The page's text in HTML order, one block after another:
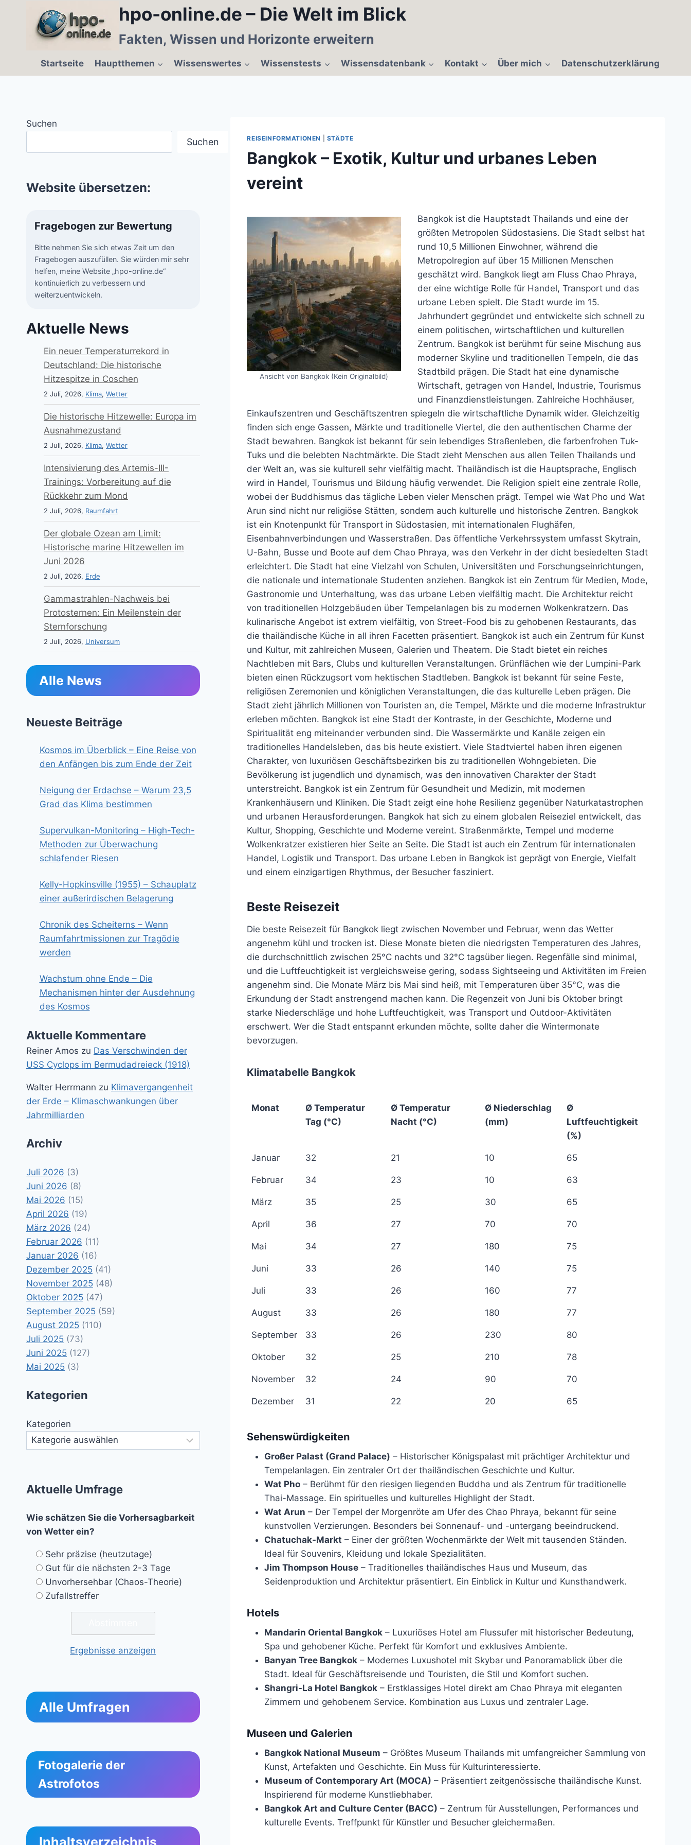
hpo-online.de – Die Welt im Blick
Fakten, Wissen und Horizonte erweitern
Startseite Hauptthemen Wissenswertes Wissenstests Wissensdatenbank Kontakt Über mich Datenschutzerklärung
REISEINFORMATIONEN STÄDTE
Bangkok – Exotik, Kultur und urbanes Leben
vereint
Ansicht von Bangkok (Kein Originalbild)
Bangkok ist die Hauptstadt Thailands und eine der
größten Metropolen Südostasiens. Die Stadt selbst hat
rund 10,5 Millionen Einwohner, während die
Metropolregion auf über 15 Millionen Menschen
geschätzt wird. Bangkok liegt am Fluss Chao Phraya,
der eine wichtige Rolle für Handel, Transport und das
urbane Leben spielt. Die Stadt wurde im 15.
Jahrhundert gegründet und entwickelte sich schnell zu
einem politischen, wirtschaftlichen und kulturellen
Zentrum. Bangkok ist berühmt für seine Mischung aus
moderner Skyline und traditionellen Tempeln, die das
Stadtbild prägen. Die Stadt hat eine dynamische
Wirtschaft, getragen von Handel, Industrie, Tourismus
und Finanzdienstleistungen. Zahlreiche Hochhäuser,
Einkaufszentren und Geschäftszentren spiegeln die wirtschaftliche Dynamik wider. Gleichzeitig
finden sich enge Gassen, Märkte und traditionelle Viertel, die den authentischen Charme der
Stadt bewahren. Bangkok ist bekannt für sein lebendiges Straßenleben, die farbenfrohen Tuk-
Tuks und die belebten Nachtmärkte. Die Stadt zieht Menschen aus allen Teilen Thailands und
der Welt an, was sie kulturell sehr vielfältig macht. Thailändisch ist die Hauptsprache, Englisch
wird in Handel, Tourismus und Bildung häufig verwendet. Die Religion spielt eine zentrale Rolle,
wobei der Buddhismus das tägliche Leben vieler Menschen prägt. Tempel wie Wat Pho und Wat
Arun sind nicht nur religiöse Stätten, sondern auch kulturelle und historische Zentren. Bangkok
ist ein Knotenpunkt für Transport in Südostasien, mit internationalen Flughäfen,
Eisenbahnverbindungen und Wasserstraßen. Das öffentliche Verkehrssystem umfasst Skytrain,
U-Bahn, Busse und Boote auf dem Chao Phraya, was den Verkehr in der dicht besiedelten Stadt
erleichtert. Die Stadt hat eine Vielzahl von Schulen, Universitäten und Forschungseinrichtungen,
die nationale und internationale Studenten anziehen. Bangkok ist ein Zentrum für Medien, Mode,
Gastronomie und Unterhaltung, was das urbane Leben vielfältig macht. Die Architektur reicht
von traditionellen Holzgebäuden über Tempelanlagen bis zu modernen Wolkenkratzern. Das
kulinarische Angebot ist extrem vielfältig, von Street-Food bis zu gehobenen Restaurants, das
die thailändische Küche in all ihren Facetten präsentiert. Bangkok ist auch ein Zentrum für Kunst
und Kultur, mit zahlreichen Museen, Galerien und Theatern. Die Stadt bietet ein reiches
Nachtleben mit Bars, Clubs und kulturellen Veranstaltungen. Grünflächen wie der Lumpini-Park
bieten einen Rückzugsort vom hektischen Stadtleben. Bangkok ist bekannt für seine Feste,
religiösen Zeremonien und königlichen Veranstaltungen, die das kulturelle Leben prägen. Die
Stadt zieht jährlich Millionen von Touristen an, die Tempel, Märkte und die moderne Infrastruktur
erleben möchten. Bangkok ist eine Stadt der Kontraste, in der Geschichte, Moderne und
Spiritualität eng miteinander verbunden sind. Die Wassermärkte und Kanäle zeigen ein
traditionelles Handelsleben, das bis heute existiert. Viele Stadtviertel haben ihren eigenen
Charakter, von luxuriösen Geschäftsbezirken bis zu traditionellen Wohngebieten. Die
Bevölkerung ist jugendlich und dynamisch, was den innovativen Charakter der Stadt
unterstreicht. Bangkok ist ein Zentrum für Gesundheit und Medizin, mit modernen
Krankenhäusern und Kliniken. Die Stadt zeigt eine hohe Resilienz gegenüber Naturkatastrophen
und urbanen Herausforderungen. Bangkok hat sich zu einem globalen Reiseziel entwickelt, das
Kultur, Shopping, Geschichte und Moderne vereint. Straßenmärkte, Tempel und moderne
Wolkenkratzer existieren hier Seite an Seite. Die Stadt ist auch ein Zentrum für internationalen
Handel, Logistik und Transport. Das urbane Leben in Bangkok ist geprägt von Energie, Vielfalt
und einem einzigartigen Rhythmus, der Besucher fasziniert.
Beste Reisezeit
Die beste Reisezeit für Bangkok liegt zwischen November und Februar, wenn das Wetter
angenehm kühl und trocken ist. Diese Monate bieten die niedrigsten Temperaturen des Jahres,
die durchschnittlich zwischen 25°C nachts und 32°C tagsüber liegen. Regenfälle sind minimal,
und die Luftfeuchtigkeit ist vergleichsweise gering, sodass Sightseeing und Aktivitäten im Freien
angenehm sind. Die Monate März bis Mai sind heiß, mit Temperaturen über 35°C, was die
Erkundung der Stadt anstrengend machen kann. Die Regenzeit von Juni bis Oktober bringt
starke Niederschläge und hohe Luftfeuchtigkeit, was Transport und Outdoor-Aktivitäten
erschwert. Wer die Stadt entspannt erkunden möchte, sollte daher die Wintermonate
bevorzugen.
Klimatabelle Bangkok
Monat
Ø Temperatur
Tag (°C)
Ø Temperatur
Nacht (°C)
Ø Niederschlag
(mm)
Ø
Luftfeuchtigkeit
(%)
Januar 32 21 10 65
Februar 34 23 10 63
März 35 25 30 65
April 36 27 70 70
Mai 34 27 180 75
Juni 33 26 140 75
Juli 33 26 160 77
August 33 26 180 77
September 33 26 230 80
Oktober 32 25 210 78
November 32 24 90 70
Dezember 31 22 20 65
Sehenswürdigkeiten
Großer Palast (Grand Palace) – Historischer Königspalast mit prächtiger Architektur und
Tempelanlagen. Ein zentraler Ort der thailändischen Geschichte und Kultur.
Wat Pho – Berühmt für den riesigen liegenden Buddha und als Zentrum für traditionelle
Thai-Massage. Ein spirituelles und kulturelles Highlight der Stadt.
Wat Arun – Der Tempel der Morgenröte am Ufer des Chao Phraya, bekannt für seine
kunstvollen Verzierungen. Besonders bei Sonnenauf- und -untergang beeindruckend.
Chatuchak-Markt – Einer der größten Wochenmärkte der Welt mit tausenden Ständen.
Ideal für Souvenirs, Kleidung und lokale Spezialitäten.
Jim Thompson House – Traditionelles thailändisches Haus und Museum, das
Seidenproduktion und Architektur präsentiert. Ein Einblick in Kultur und Kunsthandwerk.
Hotels
Mandarin Oriental Bangkok – Luxuriöses Hotel am Flussufer mit historischer Bedeutung,
Spa und gehobener Küche. Perfekt für Komfort und exklusives Ambiente.
Banyan Tree Bangkok – Modernes Luxushotel mit Skybar und Panoramablick über die
Stadt. Ideal für Geschäftsreisende und Touristen, die Stil und Komfort suchen.
Shangri-La Hotel Bangkok – Erstklassiges Hotel direkt am Chao Phraya mit eleganten
Zimmern und gehobenem Service. Kombination aus Luxus und zentraler Lage.
Museen und Galerien
Bangkok National Museum – Größtes Museum Thailands mit umfangreicher Sammlung von
Kunst, Artefakten und Geschichte. Ein Muss für Kulturinteressierte.
Museum of Contemporary Art (MOCA) – Präsentiert zeitgenössische thailändische Kunst.
Inspirierend für moderne Kunstliebhaber.
Bangkok Art and Culture Center (BACC) – Zentrum für Ausstellungen, Performances und
kulturelle Events. Treffpunkt für Künstler und Besucher gleichermaßen.
Suchen
Suchen
Website übersetzen:
Fragebogen zur Bewertung
Bitte nehmen Sie sich etwas Zeit um den
Fragebogen auszufüllen. Sie würden mir sehr
helfen, meine Website „hpo-online.de“
kontinuierlich zu verbessern und
weiterzuentwickeln.
Aktuelle News
Ein neuer Temperaturrekord in
Deutschland: Die historische
Hitzespitze in Coschen
2 Juli, 2026, Klima, Wetter
Die historische Hitzewelle: Europa im
Ausnahmezustand
2 Juli, 2026, Klima, Wetter
Intensivierung des Artemis-III-
Trainings: Vorbereitung auf die
Rückkehr zum Mond
2 Juli, 2026, Raumfahrt
Der globale Ozean am Limit:
Historische marine Hitzewellen im
Juni 2026
2 Juli, 2026, Erde
Gammastrahlen-Nachweis bei
Protosternen: Ein Meilenstein der
Sternforschung
2 Juli, 2026, Universum
Alle News
Neueste Beiträge
Kosmos im Überblick – Eine Reise von
den Anfängen bis zum Ende der Zeit
Neigung der Erdachse – Warum 23,5
Grad das Klima bestimmen
Supervulkan-Monitoring – High-Tech-
Methoden zur Überwachung
schlafender Riesen
Kelly-Hopkinsville (1955) – Schauplatz
einer außerirdischen Belagerung
Chronik des Scheiterns – Wenn
Raumfahrtmissionen zur Tragödie
werden
Wachstum ohne Ende – Die
Mechanismen hinter der Ausdehnung
des Kosmos
Aktuelle Kommentare
Reiner Amos zu Das Verschwinden der
USS Cyclops im Bermudadreieck (1918)
Walter Herrmann zu Klimavergangenheit
der Erde – Klimaschwankungen über
Jahrmilliarden
Archiv
Juli 2026 (3)
Juni 2026 (8)
Mai 2026 (15)
April 2026 (19)
März 2026 (24)
Februar 2026 (11)
Januar 2026 (16)
Dezember 2025 (41)
November 2025 (48)
Oktober 2025 (47)
September 2025 (59)
August 2025 (110)
Juli 2025 (73)
Juni 2025 (127)
Mai 2025 (3)
Kategorien
Kategorien
Aktuelle Umfrage
Wie schätzen Sie die Vorhersagbarkeit
von Wetter ein?
Sehr präzise (heutzutage)
Gut für die nächsten 2-3 Tage
Unvorhersehbar (Chaos-Theorie)
Zufallstreffer
Ergebnisse anzeigen
Alle Umfragen
Fotogalerie der
Astrofotos
Inhaltsverzeichnis